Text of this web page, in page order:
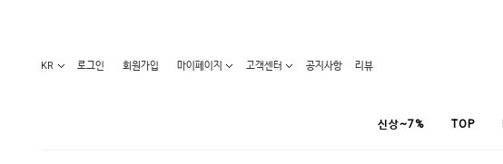
KR 로그인 회원가입 마이페이지 고객센터 공지사항 리뷰
신상~7% TOP